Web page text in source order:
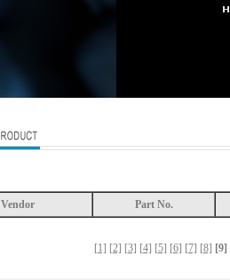
Vendor Part No.
[1] [2] [3] [4] [5] [6] [7] [8] [9]